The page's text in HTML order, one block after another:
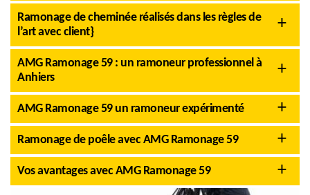
Ramonage de cheminée réalisés dans les règles de
l’art avec client}
AMG Ramonage 59 : un ramoneur professionnel à
Anhiers
AMG Ramonage 59 un ramoneur expérimenté
Ramonage de poêle avec AMG Ramonage 59
Vos avantages avec AMG Ramonage 59